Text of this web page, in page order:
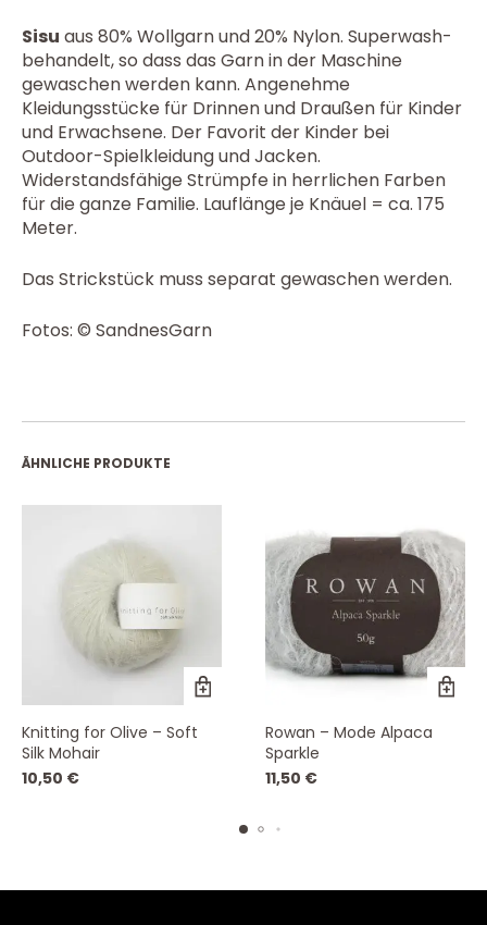
Sisu aus 80% Wollgarn und 20% Nylon. Superwash-
behandelt, so dass das Garn in der Maschine
gewaschen werden kann. Angenehme
Kleidungsstücke für Drinnen und Draußen für Kinder
und Erwachsene. Der Favorit der Kinder bei
Outdoor-Spielkleidung und Jacken.
Widerstandsfähige Strümpfe in herrlichen Farben
für die ganze Familie. Lauflänge je Knäuel = ca. 175
Meter.
Das Strickstück muss separat gewaschen werden.
Fotos: © SandnesGarn
ÄHNLICHE PRODUKTE
Produkt
Knitting for Olive – Soft
Silk Mohair
10,50 €
Rowan – Mode Alpaca
Sparkle
11,50 €